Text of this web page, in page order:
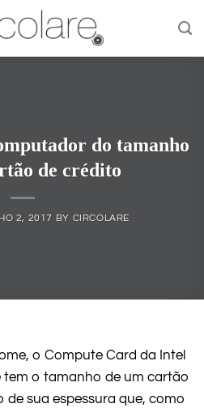
do tamanho
de crédito
2, 2017 BY CIRCOLARE
o Compute Card da Intel
tem o tamanho de um cartão
de sua espessura que, como